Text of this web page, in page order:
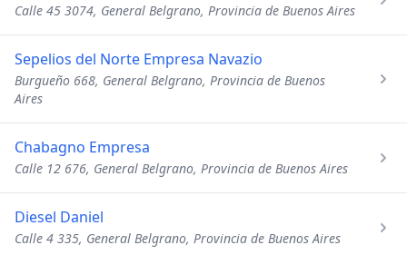
Calle 45 3074, General Belgrano, Provincia de Buenos Aires
Sepelios del Norte Empresa Navazio
Burgueño 668, General Belgrano, Provincia de Buenos
Aires
Chabagno Empresa
Calle 12 676, General Belgrano, Provincia de Buenos Aires
Diesel Daniel
Calle 4 335, General Belgrano, Provincia de Buenos Aires